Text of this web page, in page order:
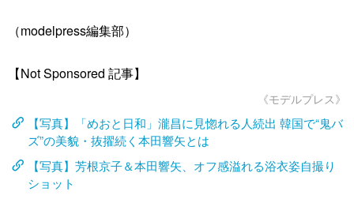
（modelpress編集部）
【Not Sponsored 記事】
《モデルプレス》
【写真】「めおと日和」瀧昌に見惚れる人続出 韓国で“鬼バ
ズ”の美貌・抜擢続く本田響矢とは
【写真】芳根京子＆本田響矢、オフ感溢れる浴衣姿自撮り
ショット